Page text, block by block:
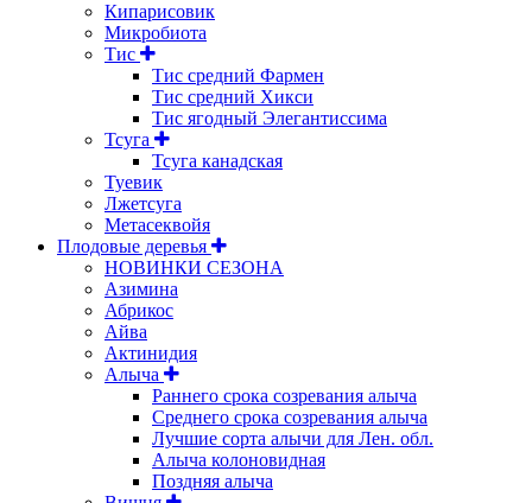
Кипарисовик
Микробиота
Тис
Тис средний Фармен
Тис средний Хикси
Тис ягодный Элегантиссима
Тсуга
Тсуга канадская
Туевик
Лжетсуга
Метасеквойя
Плодовые деревья
НОВИНКИ СЕЗОНА
Азимина
Абрикос
Айва
Актинидия
Алыча
Раннего срока созревания алыча
Среднего срока созревания алыча
Лучшие сорта алычи для Лен. обл.
Алыча колоновидная
Поздняя алыча